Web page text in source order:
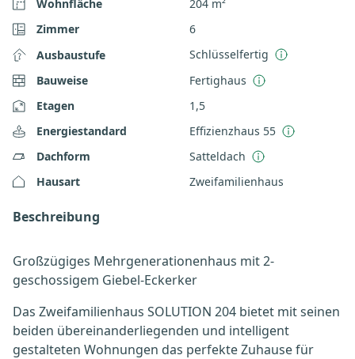
Wohnfläche
204 m²
Zimmer
6
Ausbaustufe
Schlüsselfertig
Bauweise
Fertighaus
Etagen
1,5
Energiestandard
Effizienzhaus 55
Dachform
Satteldach
Hausart
Zweifamilienhaus
Beschreibung
Großzügiges Mehrgenerationenhaus mit 2-
geschossigem Giebel-Eckerker
Das Zweifamilienhaus SOLUTION 204 bietet mit seinen
beiden übereinanderliegenden und intelligent
gestalteten Wohnungen das perfekte Zuhause für